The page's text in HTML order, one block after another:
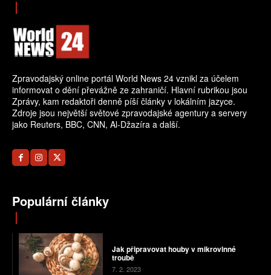
Zpravodajský online portál World News 24 vznikl za účelem
informovat o dění převážně ze zahraničí. Hlavní rubrikou jsou
Zprávy, kam redaktoři denně píší články v lokálním jazyce.
Zdroje jsou největší světové zpravodajské agentury a servery
jako Reuters, BBC, CNN, Al-Džazíra a další.
Populární články
Jak připravovat houby v mikrovlnné
troubě
7. 2. 2023